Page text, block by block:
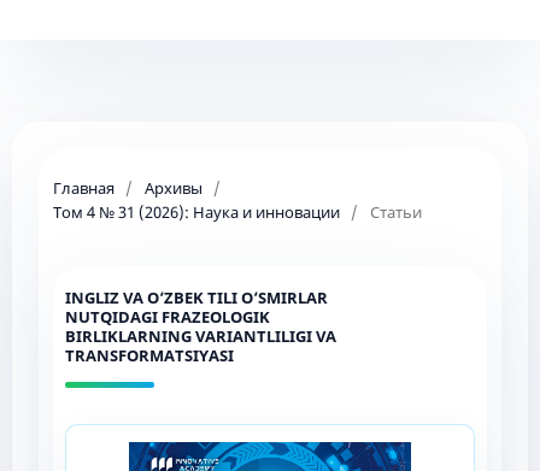
Главная / Архивы
/
Том 4 № 31 (2026): Наука и инновации / Статьи
INGLIZ VA O‘ZBEK TILI O‘SMIRLAR
NUTQIDAGI FRAZEOLOGIK
BIRLIKLARNING VARIANTLILIGI VA
TRANSFORMATSIYASI